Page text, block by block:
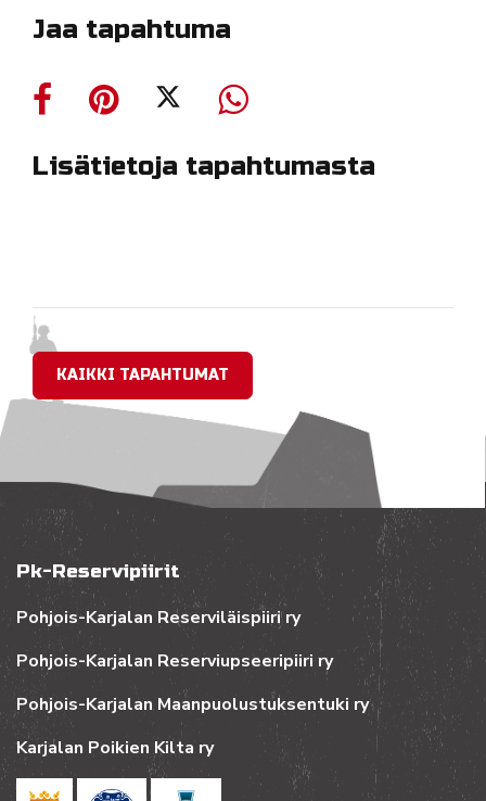
Jaa tapahtuma
Lisätietoja tapahtumasta
KAIKKI TAPAHTUMAT
Pk-Reservipiirit
Pohjois-Karjalan Reserviläispiiri ry
Pohjois-Karjalan Reserviupseeripiiri ry
Pohjois-Karjalan Maanpuolustuksentuki ry
Karjalan Poikien Kilta ry